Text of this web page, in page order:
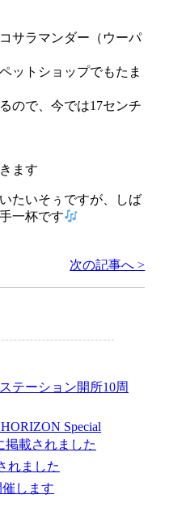
サラマンダー（ウーパ
ットショップでもたま
ので、今では17センチ
ます
たいそぅですが、しば
一杯です
次の記事へ >
テーション開所10周
Special
掲載されました
れました
します